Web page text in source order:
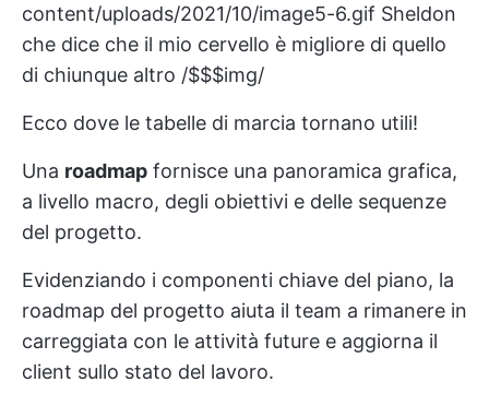
content/uploads/2021/10/image5-6.gif Sheldon
che dice che il mio cervello è migliore di quello
di chiunque altro /$$$img/
Ecco dove le tabelle di marcia tornano utili!
Una roadmap fornisce una panoramica grafica,
a livello macro, degli obiettivi e delle sequenze
del progetto.
Evidenziando i componenti chiave del piano, la
roadmap del progetto aiuta il team a rimanere in
carreggiata con le attività future e aggiorna il
client sullo stato del lavoro.